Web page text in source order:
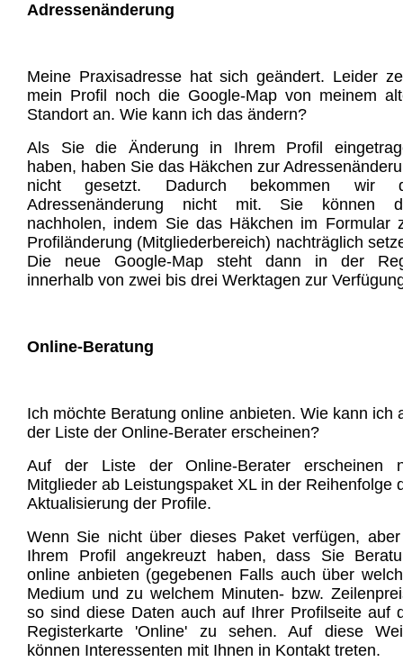
Adressenänderung
Meine Praxisadresse hat sich geändert. Leider
mein Profil noch die Google-Map von meinem
Standort an. Wie kann ich das ändern?
Als Sie die Änderung in Ihrem Profil
haben, haben Sie das Häkchen zur
nicht gesetzt. Dadurch bekommen wir
Adressenänderung nicht mit. Sie können
nachholen, indem Sie das Häkchen im Formular
Profiländerung (Mitgliederbereich) nachträglich
Die neue Google-Map steht dann in der
innerhalb von zwei bis drei Werktagen zur
Online-Beratung
Ich möchte Beratung online anbieten. Wie kann ich
der Liste der Online-Berater erscheinen?
Auf der Liste der Online-Berater erscheinen
Mitglieder ab Leistungspaket XL in der Reihenfolge
Aktualisierung der Profile.
Wenn Sie nicht über dieses Paket verfügen,
Ihrem Profil angekreuzt haben, dass Sie
online anbieten (gegebenen Falls auch über
Medium und zu welchem Minuten- bzw.
so sind diese Daten auch auf Ihrer Profilseite auf
Registerkarte 'Online' zu sehen. Auf diese
können Interessenten mit Ihnen in Kontakt treten.